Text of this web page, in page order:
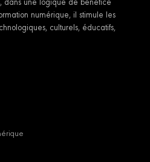
numérique, il stimule les
culturels, éducatifs,